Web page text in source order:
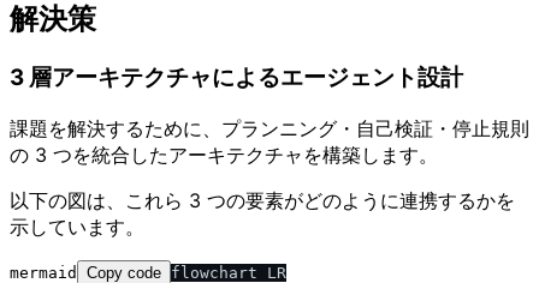
解決策
3 層アーキテクチャによるエージェント設計
課題を解決するために、プランニング・自己検証・停止規則
の 3 つを統合したアーキテクチャを構築します。
以下の図は、これら 3 つの要素がどのように連携するかを
示しています。
mermaid Copy code flowchart LR